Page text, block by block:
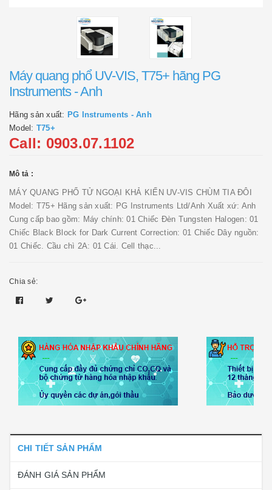
Máy quang phổ UV-VIS, T75+ hãng PG
Instruments - Anh
Hãng sản xuất: PG Instruments - Anh
Model: T75+
Call: 0903.07.1102
Mô tả :
MÁY QUANG PHỔ TỬ NGOẠI KHẢ KIẾN UV-VIS CHÙM TIA ĐÔI
Model: T75+ Hãng sản xuất: PG Instruments Ltd/Anh Xuất xứ: Anh
Cung cấp bao gồm: Máy chính: 01 Chiếc Đèn Tungsten Halogen: 01
Chiếc Black Block for Dark Current Correction: 01 Chiếc Dây nguồn:
01 Chiếc. Cầu chì 2A: 01 Cái. Cell thạc...
Chia sẻ:
CHI TIẾT SẢN PHẨM
ĐÁNH GIÁ SẢN PHẨM